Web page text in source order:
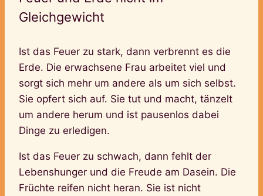
Gleichgewicht
Ist das Feuer zu stark, dann verbrennt es die
Erde. Die erwachsene Frau arbeitet viel und
sorgt sich mehr um andere als um sich selbst.
Sie opfert sich auf. Sie tut und macht, tänzelt
um andere herum und ist pausenlos dabei
Dinge zu erledigen.
Ist das Feuer zu schwach, dann fehlt der
Lebenshunger und die Freude am Dasein. Die
Früchte reifen nicht heran. Sie ist nicht